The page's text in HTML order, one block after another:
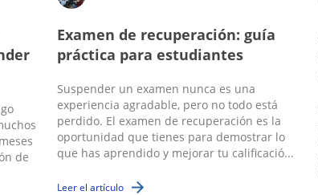
de
Examen de recuperación: guía
práctica para estudiantes
Suspender un examen nunca es una
experiencia agradable, pero no todo está
perdido. El examen de recuperación es la
oportunidad que tienes para demostrar lo
que has aprendido y mejorar tu calificació...
Leer el artículo